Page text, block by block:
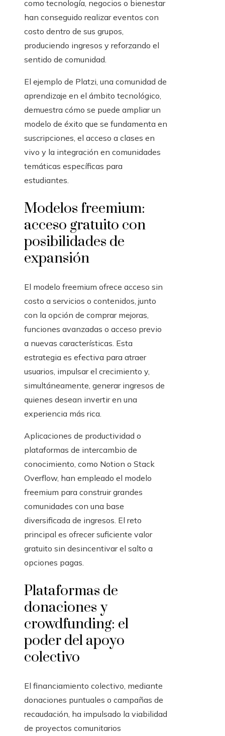
como tecnología, negocios o bienestar
han conseguido realizar eventos con
costo dentro de sus grupos,
produciendo ingresos y reforzando el
sentido de comunidad.
El ejemplo de Platzi, una comunidad de
aprendizaje en el ámbito tecnológico,
demuestra cómo se puede ampliar un
modelo de éxito que se fundamenta en
suscripciones, el acceso a clases en
vivo y la integración en comunidades
temáticas específicas para
estudiantes.
Modelos freemium:
acceso gratuito con
posibilidades de
expansión
El modelo freemium ofrece acceso sin
costo a servicios o contenidos, junto
con la opción de comprar mejoras,
funciones avanzadas o acceso previo
a nuevas características. Esta
estrategia es efectiva para atraer
usuarios, impulsar el crecimiento y,
simultáneamente, generar ingresos de
quienes desean invertir en una
experiencia más rica.
Aplicaciones de productividad o
plataformas de intercambio de
conocimiento, como Notion o Stack
Overflow, han empleado el modelo
freemium para construir grandes
comunidades con una base
diversificada de ingresos. El reto
principal es ofrecer suficiente valor
gratuito sin desincentivar el salto a
opciones pagas.
Plataformas de
donaciones y
crowdfunding: el
poder del apoyo
colectivo
El financiamiento colectivo, mediante
donaciones puntuales o campañas de
recaudación, ha impulsado la viabilidad
de proyectos comunitarios